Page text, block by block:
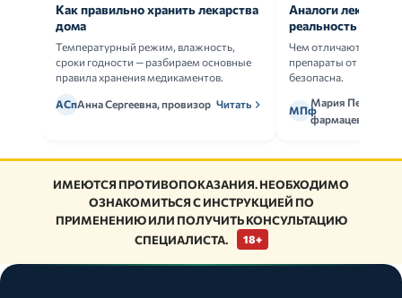
Как правильно хранить лекарства
дома
Температурный режим, влажность,
сроки годности — разбираем основные
правила хранения медикаментов.
АСпАнна Сергеевна, провизор Читать
Аналоги
реальность
Чем отличаются
препараты от
безопасна.
МПф
Мария Петрова,
фармацевт
ИМЕЮТСЯ ПРОТИВОПОКАЗАНИЯ. НЕОБХОДИМО
ОЗНАКОМИТЬСЯ С ИНСТРУКЦИЕЙ ПО
ПРИМЕНЕНИЮ ИЛИ ПОЛУЧИТЬ КОНСУЛЬТАЦИЮ
СПЕЦИАЛИСТА.
18+